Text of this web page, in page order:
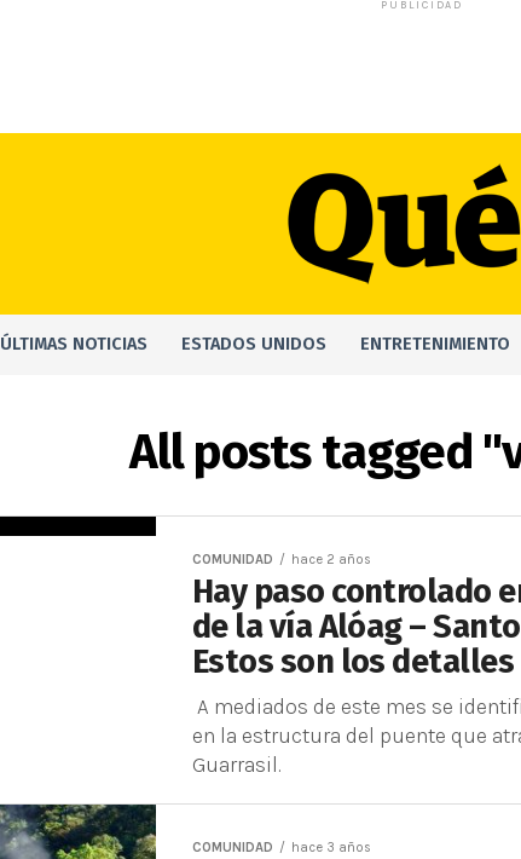
PUBLICIDAD
ÚLTIMAS NOTICIAS ESTADOS UNIDOS ENTRETENIMIENTO
All posts tagged
COMUNIDAD hace 2 años
Hay paso controlado
de la vía Alóag –
Estos son los detalles
A mediados de este mes se
en la estructura del puente que
Guarrasil.
COMUNIDAD hace 3 años